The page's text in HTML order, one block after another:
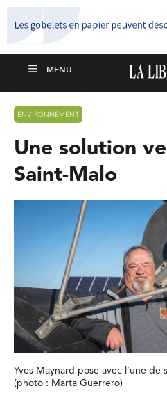
ENVIRONNEMENT
Une solution
Saint-Malo
Yves Maynard pose avec l’une de
(photo : Marta Guerrero)